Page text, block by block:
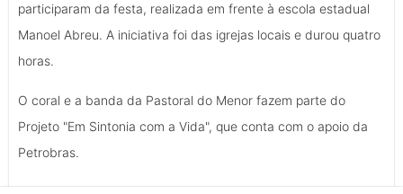
participaram da festa, realizada em frente à escola estadual
Manoel Abreu. A iniciativa foi das igrejas locais e durou quatro
horas.
O coral e a banda da Pastoral do Menor fazem parte do
Projeto "Em Sintonia com a Vida", que conta com o apoio da
Petrobras.